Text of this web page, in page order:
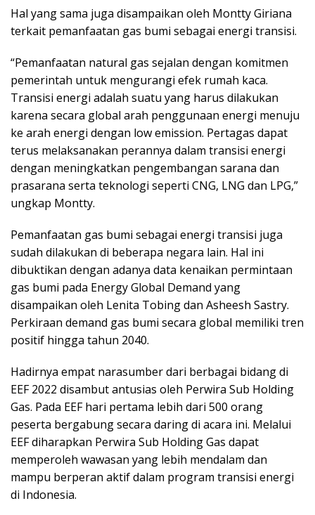
Hal yang sama juga disampaikan oleh Montty Giriana
terkait pemanfaatan gas bumi sebagai energi transisi.
“Pemanfaatan natural gas sejalan dengan komitmen
pemerintah untuk mengurangi efek rumah kaca.
Transisi energi adalah suatu yang harus dilakukan
karena secara global arah penggunaan energi menuju
ke arah energi dengan low emission. Pertagas dapat
terus melaksanakan perannya dalam transisi energi
dengan meningkatkan pengembangan sarana dan
prasarana serta teknologi seperti CNG, LNG dan LPG,”
ungkap Montty.
Pemanfaatan gas bumi sebagai energi transisi juga
sudah dilakukan di beberapa negara lain. Hal ini
dibuktikan dengan adanya data kenaikan permintaan
gas bumi pada Energy Global Demand yang
disampaikan oleh Lenita Tobing dan Asheesh Sastry.
Perkiraan demand gas bumi secara global memiliki tren
positif hingga tahun 2040.
Hadirnya empat narasumber dari berbagai bidang di
EEF 2022 disambut antusias oleh Perwira Sub Holding
Gas. Pada EEF hari pertama lebih dari 500 orang
peserta bergabung secara daring di acara ini. Melalui
EEF diharapkan Perwira Sub Holding Gas dapat
memperoleh wawasan yang lebih mendalam dan
mampu berperan aktif dalam program transisi energi
di Indonesia.